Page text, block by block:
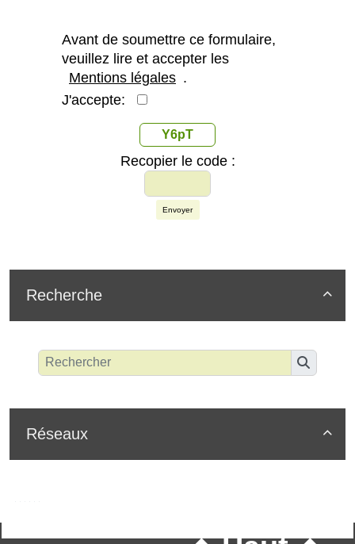
Avant de soumettre ce formulaire,
veuillez lire et accepter les
Mentions légales .
J'accepte:
Y6pT
Recopier le code :
Envoyer

Recherche

Réseaux